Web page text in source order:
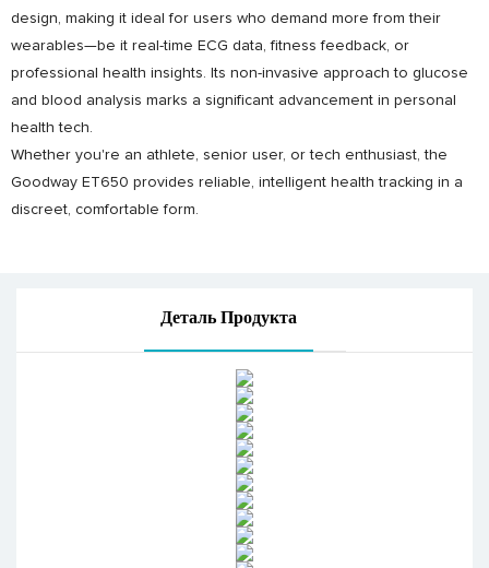
design, making it ideal for users who demand more from their
wearables—be it real-time ECG data, fitness feedback, or
professional health insights. Its non-invasive approach to glucose
and blood analysis marks a significant advancement in personal
health tech.
Whether you're an athlete, senior user, or tech enthusiast, the
Goodway ET650 provides reliable, intelligent health tracking in a
discreet, comfortable form.
Деталь Продукта